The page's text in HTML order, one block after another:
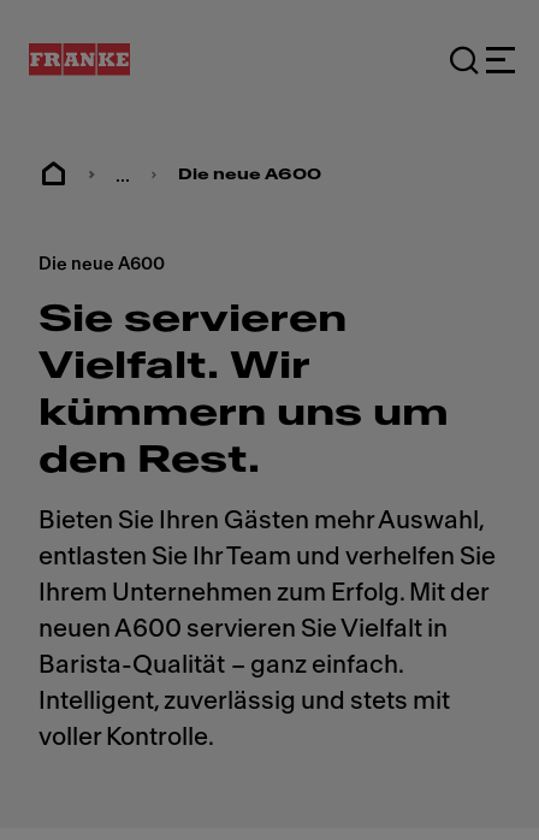
... Die neue A600
Die neue A600
Sie servieren
Vielfalt. Wir
kümmern uns um
den Rest.
Bieten Sie Ihren Gästen mehr Auswahl,
entlasten Sie Ihr Team und verhelfen Sie
Ihrem Unternehmen zum Erfolg. Mit der
neuen A600 servieren Sie Vielfalt in
Barista-Qualität – ganz einfach.
Intelligent, zuverlässig und stets mit
voller Kontrolle.